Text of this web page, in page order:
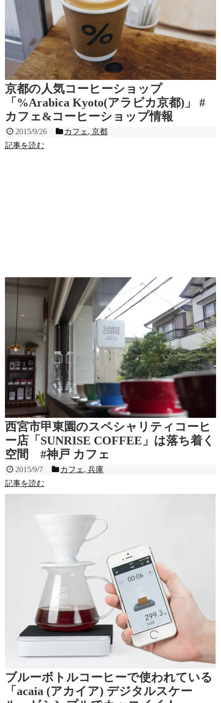
京都の人気コーヒーショップ
「%Arabica Kyoto(アラビカ京都)」 #
カフェ&コーヒーショップ情報
2015/9/26 カフェ ,京都
記事を読む
西宮市甲東園のスペシャリティコーヒ
ー店「SUNRISE COFFEE」は落ち着く
空間 #神戸 カフェ
2015/9/7 カフェ ,兵庫
記事を読む
ブルーボトルコーヒーで使われている
「acaia (アカイア) デジタルスケー